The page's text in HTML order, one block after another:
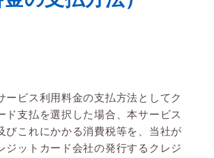
ービス利用料金の支払方法としてク
ド支払を選択した場合、本サービス
びこれにかかる消費税等を、当社が
ジットカード会社の発行するクレジ